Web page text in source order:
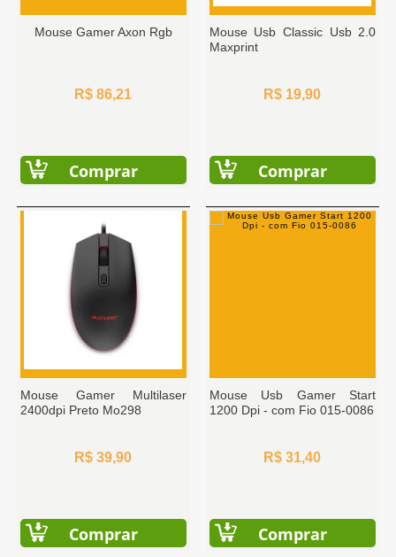
Mouse Gamer Axon Rgb
R$ 86,21
Comprar
Mouse Usb Classic Usb 2.0
Maxprint
R$ 19,90
Comprar
Mouse Gamer Multilaser
2400dpi Preto Mo298
R$ 39,90
Comprar
Mouse Usb Gamer Start
1200 Dpi - com Fio 015-0086
R$ 31,40
Comprar